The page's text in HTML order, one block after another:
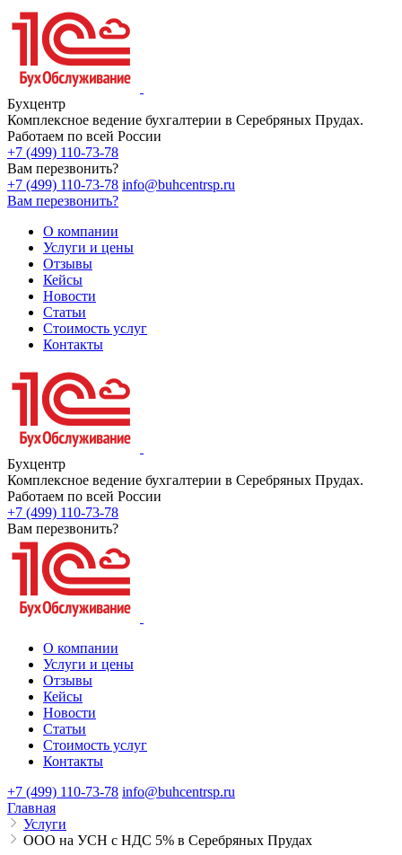
Бухцентр
Комплексное ведение бухгалтерии в Серебряных Прудах.
Работаем по всей России
+7 (499) 110-73-78
Вам перезвонить?
+7 (499) 110-73-78 info@buhcentrsp.ru
Вам перезвонить?
О компании
Услуги и цены
Отзывы
Кейсы
Новости
Статьи
Стоимость услуг
Контакты
Бухцентр
Комплексное ведение бухгалтерии в Серебряных Прудах.
Работаем по всей России
+7 (499) 110-73-78
Вам перезвонить?
О компании
Услуги и цены
Отзывы
Кейсы
Новости
Статьи
Стоимость услуг
Контакты
+7 (499) 110-73-78 info@buhcentrsp.ru
Главная
Услуги
ООО на УСН с НДС 5% в Серебряных Прудах